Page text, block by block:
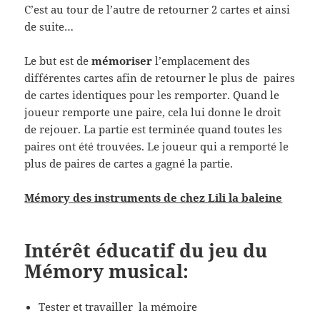
C’est au tour de l’autre de retourner 2 cartes et ainsi
de suite…
Le but est demémoriser l’emplacement des
différentes cartes afin de retourner le plus de paires
de cartes identiques pour les remporter. Quand le
joueur remporte une paire, cela lui donne le droit
de rejouer. La partie est terminée quand toutes les
paires ont été trouvées. Le joueur qui a remporté le
plus de paires de cartes a gagné la partie.
Mémory des instruments de chez Lili la baleine
Intérêt éducatif du jeu du
Mémory musical:
Tester et travailler la mémoire